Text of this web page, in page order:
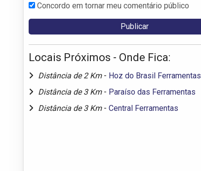
Concordo em tornar meu comentário público
Locais Próximos - Onde Fica:
Distância de 2 Km - Hoz do Brasil Ferramentas
Distância de 3 Km - Paraíso das Ferramentas
Distância de 3 Km - Central Ferramentas